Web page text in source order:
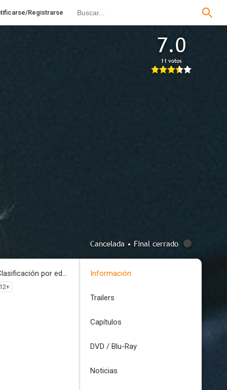
Registrarse
7.0
11 votos
Cancelada • Final cerrado
Clasificación por edades Información
Trailers
Capítulos
DVD / Blu-Ray
Noticias